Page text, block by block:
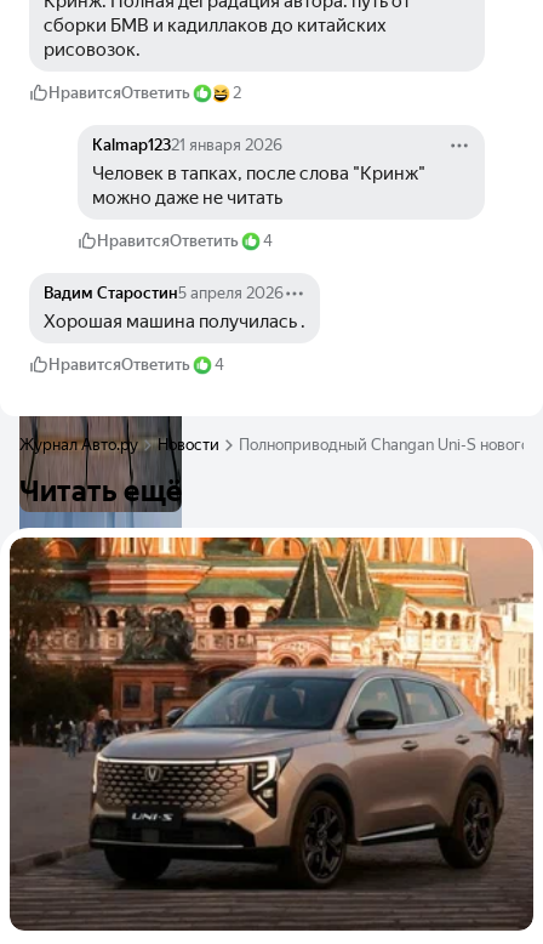
сборки БМВ и кадиллаков до китайских
рисовозок.
НравитсяОтветить 2
Kalmap12321 января 2026
Человек в тапках, после слова "Кринж"
можно даже не читать
НравитсяОтветить 4
Вадим Старостин5 апреля 2026
Хорошая машина получилась .
НравитсяОтветить 4
Журнал Авто.ру Новости Полноприводный Changan Uni-S нового
Читать ещё